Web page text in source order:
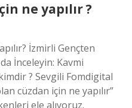
ne yapılır ?
İzmirli Gençten
İnceleyin: Kavmi
? Sevgili Fomdigital
cüzdan için ne yapılır”
ele alıyoruz.